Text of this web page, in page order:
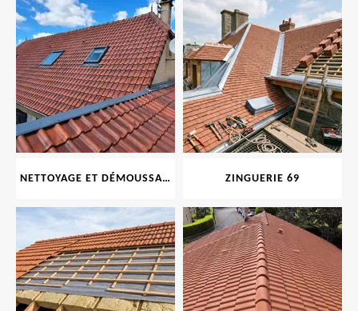
NETTOYAGE ET DÉMOUSSAGE DE TOITURE ET FAÇADE 69 ZINGUERIE 69